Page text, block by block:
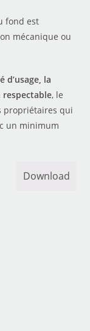
fond est
mécanique ou
d’usage, la
respectable, le
propriétaires qui
un minimum
Download